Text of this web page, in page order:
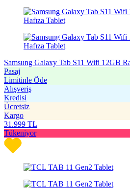
Samsung Galaxy Tab S11 Wifi 12GB
Pasaj
Limitinle Öde
Alışveriş
Kredisi
Ücretsiz
Kargo
31.999 TL
Tükeniyor